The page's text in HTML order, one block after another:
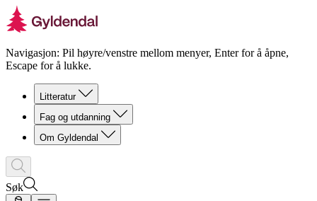
Navigasjon: Pil høyre/venstre mellom menyer, Enter for å åpne,
Escape for å lukke.
Litteratur
Fag og utdanning
Om Gyldendal
Søk